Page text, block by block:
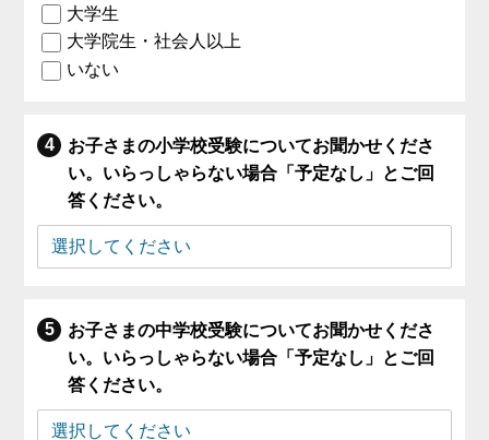
大学生
大学院生・社会人以上
いない
お子さまの小学校受験についてお聞かせくださ
い。いらっしゃらない場合「予定なし」とご回
答ください。
お子さまの中学校受験についてお聞かせくださ
い。いらっしゃらない場合「予定なし」とご回
答ください。